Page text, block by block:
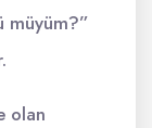
müyüm?”
olan